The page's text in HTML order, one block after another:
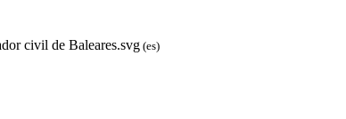
civil de Baleares.svg (es)